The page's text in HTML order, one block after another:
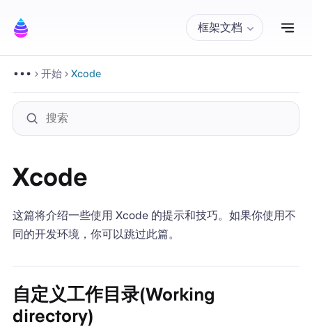
框架文档 切
开始 Xcode
Xcode
这篇将介绍一些使用 Xcode 的提示和技巧。如果你使用不
同的开发环境，你可以跳过此篇。
自定义工作目录(Working
directory)